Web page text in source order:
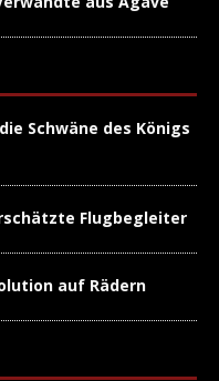
Schwäne des Königs
Flugbegleiter
auf Rädern